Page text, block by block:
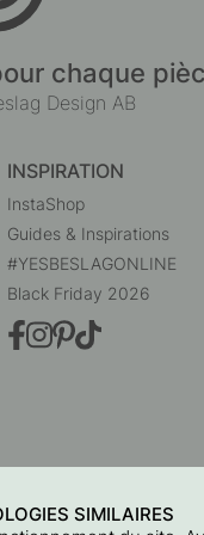
chaque
Design AB
INSPIRATION
InstaShop
Guides & Inspirations
#YESBESLAGONLINE
Black Friday 2026
SIMILAIRES